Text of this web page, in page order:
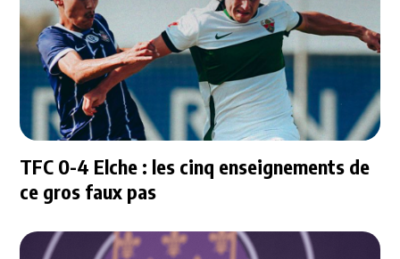
TFC 0-4 Elche : les cinq enseignements de
ce gros faux pas